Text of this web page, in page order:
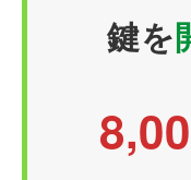
鍵を